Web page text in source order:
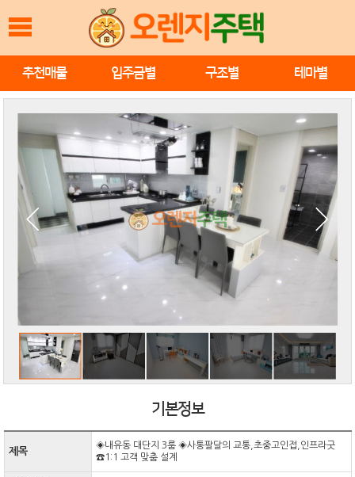
추천매물 입주금별 구조별 테마별
기본정보
제목
◈내유동 대단지 3룸 ◈사통팔달의 교통,초중고인접,인프라굿
☎1:1 고객 맞춤 설계